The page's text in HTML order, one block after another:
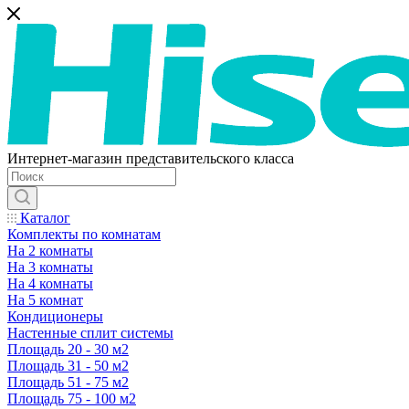
Интернет-магазин представительского класса
Каталог
Комплекты по комнатам
На 2 комнаты
На 3 комнаты
На 4 комнаты
На 5 комнат
Кондиционеры
Настенные сплит системы
Площадь 20 - 30 м2
Площадь 31 - 50 м2
Площадь 51 - 75 м2
Площадь 75 - 100 м2